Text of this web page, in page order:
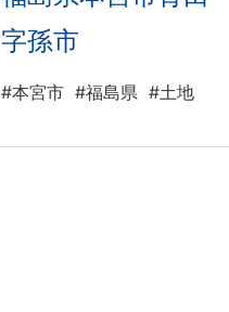
字孫市
#本宮市 #福島県 #土地